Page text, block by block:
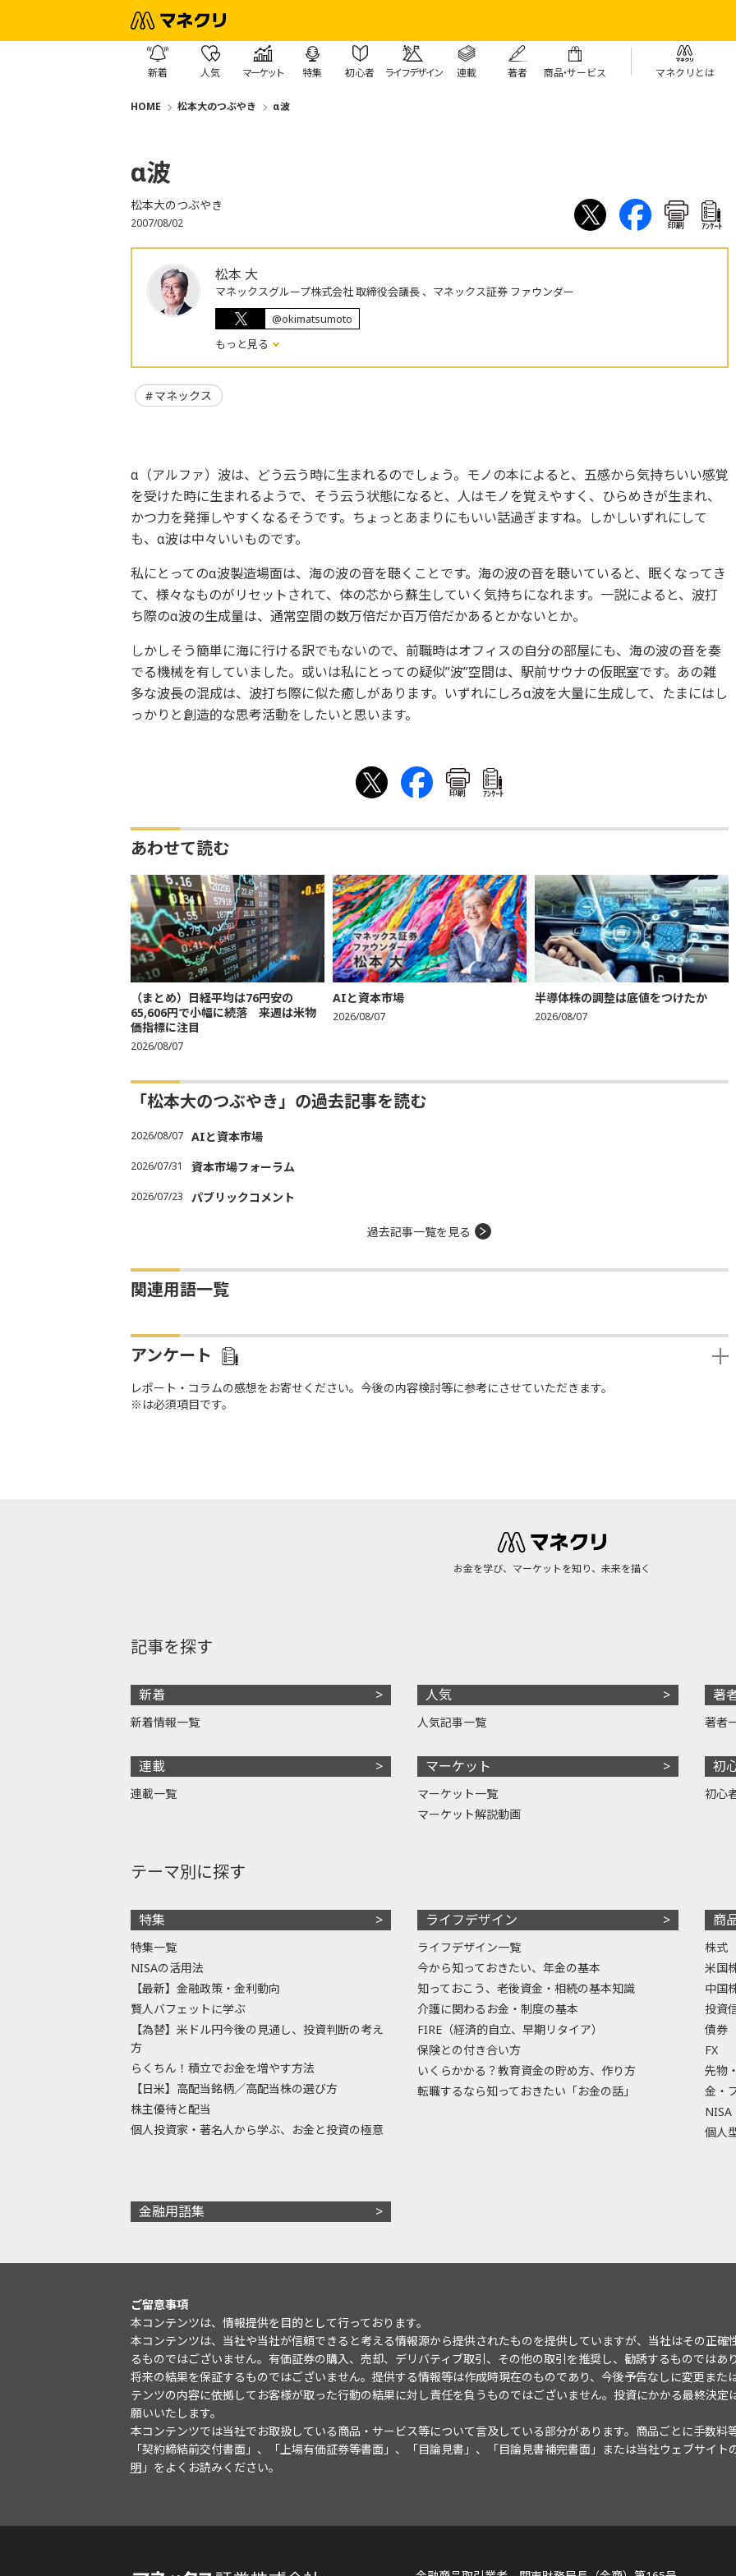
新着 人気 マーケット 特集 初心者 ライフデザイン 連載 著者 商品・サービス マネクリとは
HOME 松本大のつぶやき α波
α波
松本大のつぶやき
2007/08/02 印刷 ｱﾝｹｰﾄ
松本 大
マネックスグループ株式会社 取締役会議長 、マネックス証券 ファウンダー
@okimatsumoto
もっと見る
マネックス
α（アルファ）波は、どう云う時に生まれるのでしょう。モノの本によると、五感から気持ちいい感覚
を受けた時に生まれるようで、そう云う状態になると、人はモノを覚えやすく、ひらめきが生まれ、
かつ力を発揮しやすくなるそうです。ちょっとあまりにもいい話過ぎますね。しかしいずれにして
も、α波は中々いいものです。
私にとってのα波製造場面は、海の波の音を聴くことです。海の波の音を聴いていると、眠くなってき
て、様々なものがリセットされて、体の芯から蘇生していく気持ちになれます。一説によると、波打
ち際のα波の生成量は、通常空間の数万倍だか百万倍だかあるとかないとか。
しかしそう簡単に海に行ける訳でもないので、前職時はオフィスの自分の部屋にも、海の波の音を奏
でる機械を有していました。或いは私にとっての疑似”波”空間は、駅前サウナの仮眠室です。あの雑
多な波長の混成は、波打ち際に似た癒しがあります。いずれにしろα波を大量に生成して、たまにはし
っかりと創造的な思考活動をしたいと思います。
印刷 ｱﾝｹｰﾄ
あわせて読む
（まとめ）日経平均は76円安の
65,606円で小幅に続落 来週は米物
価指標に注目
2026/08/07
AIと資本市場
2026/08/07
半導体株の調整は底値をつけたか
2026/08/07
「松本大のつぶやき」の過去記事を読む
2026/08/07 AIと資本市場
2026/07/31 資本市場フォーラム
2026/07/23 パブリックコメント
過去記事一覧を見る
関連用語一覧
アンケート
レポート・コラムの感想をお寄せください。今後の内容検討等に参考にさせていただきます。
※は必須項目です。
お金を学び、マーケットを知り、未来を描く
記事を探す
新着
新着情報一覧
連載
連載一覧
人気
人気記事一覧
マーケット
マーケット一覧
マーケット解説動画
著
著者
初
初心
テーマ別に探す
特集
特集一覧
NISAの活用法
【最新】金融政策・金利動向
賢人バフェットに学ぶ
【為替】米ドル円今後の見通し、投資判断の考え
方
らくちん！積立でお金を増やす方法
【日米】高配当銘柄／高配当株の選び方
株主優待と配当
個人投資家・著名人から学ぶ、お金と投資の極意
ライフデザイン
ライフデザイン一覧
今から知っておきたい、年金の基本
知っておこう、老後資金・相続の基本知識
介護に関わるお金・制度の基本
FIRE（経済的自立、早期リタイア）
保険との付き合い方
いくらかかる？教育資金の貯め方、作り方
転職するなら知っておきたい「お金の話」
商
株式
米国
中国
投資
債券
FX
先物
金・
NISA
個人
金融用語集
ご留意事項
本コンテンツは、情報提供を目的として行っております。
本コンテンツは、当社や当社が信頼できると考える情報源から提供されたものを提供していますが、当社はその正
るものではございません。有価証券の購入、売却、デリバティブ取引、その他の取引を推奨し、勧誘するものではあ
将来の結果を保証するものではございません。提供する情報等は作成時現在のものであり、今後予告なしに変更また
テンツの内容に依拠してお客様が取った行動の結果に対し責任を負うものではございません。投資にかかる最終決
願いいたします。
本コンテンツでは当社でお取扱している商品・サービス等について言及している部分があります。商品ごとに手数料
「契約締結前交付書面」、「上場有価証券等書面」、「目論見書」、「目論見書補完書面」または当社ウェブサイト
明 」をよくお読みください。